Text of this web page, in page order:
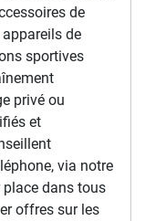
de
de
sportives
privé ou
et
via notre
dans tous
offres sur les